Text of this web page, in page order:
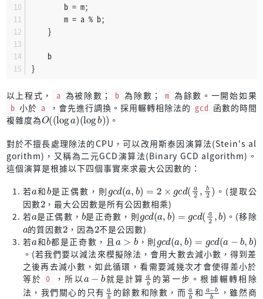
            }
            result.
        }
            a =
5 ;
        }
        x
if x % 2 ==
        }
        _ => ()
    }
'outer: for n in (a..=b). step_by(2) {
let m = n % 6;
if m != 1 && m != 5
continue;
        }
let n_sqrt = (n as f64).sqrt().floor() as i32;
        b = m;
        m = a % b;
    }
    b
}
以上程式， a 為被除數； b 為除數； m 為餘數。一開始如果
b 小於 a ，會先進行調換。採用輾轉相除法的 gcd 函數的時間
複雜度為O ((log⁡a)(log⁡
b))
。
對於不擅長處理除法的CPU，可以改用斯泰因演算法(Stein's al
gorithm)，又稱為二元GCD演算法(Binary GCD algorithm)。
這個演算是根據以下四個事實來求最大公因數的：
若 和 是正偶數，則 d b d (a 2,
)
。(提取公
因數2，最大公因數是所有公因數相乘)
若a是正偶數， b是正奇數，則gcd(a,b d (a 2,
b) 。(移除
a的質因數2，因為2不是公因數)
若a和b都是正奇數，且a>b ，則 ,,
。(若我們要以減法來模擬除法，會用大數去減小數，得到差
之後再去減小數，如此循環，看需要減幾次才會使得差小於
等於 0 ，所以a−b 就是計算a
b 的第一步。根據輾轉相除
法，我們關心的只有a
b 的餘數和除數，而a
b 和a
−b
b
，雖然商